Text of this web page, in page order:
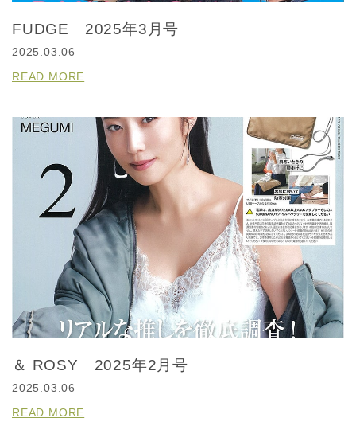
FUDGE 2025年3月号
2025.03.06
READ MORE
＆ ROSY 2025年2月号
2025.03.06
READ MORE